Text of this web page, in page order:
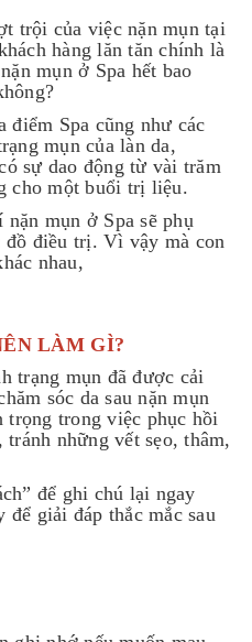
trội của việc nặn mụn tại
hàng lăn tăn chính là
mụn ở Spa hết bao
điểm Spa cũng như các
mụn của làn da,
sự dao động từ vài trăm
cho một buổi trị liệu.
mụn ở Spa sẽ phụ
đồ điều trị. Vì vậy mà con
nhau,
LÀM GÌ?
trạng mụn đã được cải
sóc da sau nặn mụn
trọng trong việc phục hồi
những vết sẹo, thâm,
để ghi chú lại ngay
giải đáp thắc mắc sau